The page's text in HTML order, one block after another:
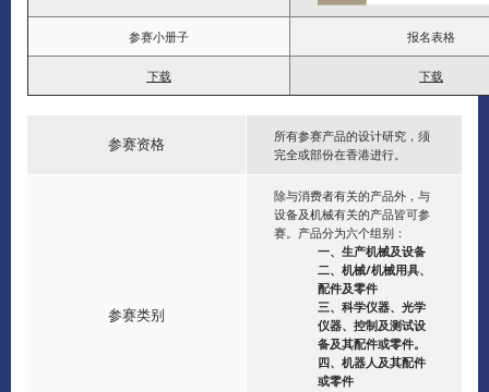
参赛小册子 报名表格
下载 下载
参赛资格
所有参赛产品的设计研究，须
完全或部份在香港进行。
参赛类别
除与消费者有关的产品外，与
设备及机械有关的产品皆可参
赛。产品分为六个组别：
一、生产机械及设备
二、机械/机械用具、
配件及零件
三、科学仪器、光学
仪器、控制及测试设
备及其配件或零件。
四、机器人及其配件
或零件